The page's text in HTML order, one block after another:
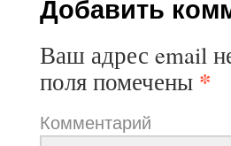
Добавить
Ваш адрес email
поля помечены *
Комментарий